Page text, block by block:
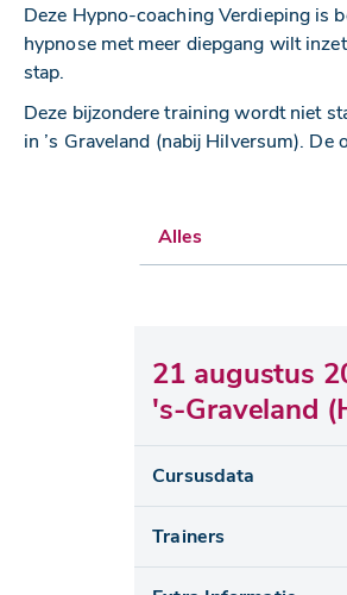
Deze Hypno-coaching Verdieping is
hypnose met meer diepgang wilt
stap.
Deze bijzondere training wordt niet
in ’s Graveland (nabij Hilversum).
's-Graveland
21 augustus
Cursusdata
Trainers